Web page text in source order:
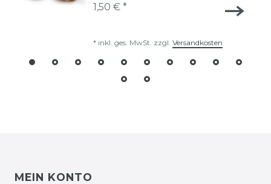
1,50 € *
* inkl. ges. MwSt. zzgl. Versandkosten
MEIN KONTO